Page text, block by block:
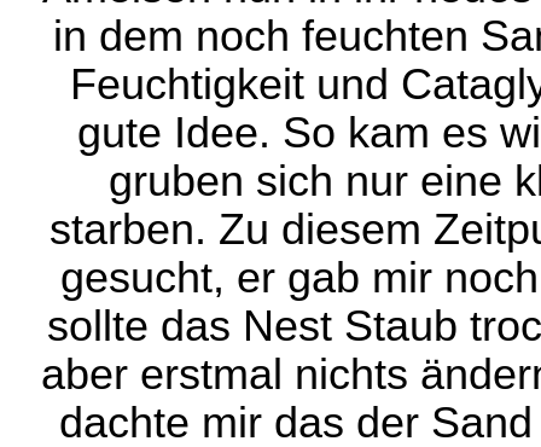
in dem noch feuchten
Feuchtigkeit und
gute Idee. So kam es
gruben sich nur eine
starben. Zu diesem
gesucht, er gab mir
sollte das Nest Staub
aber erstmal nichts
dachte mir das der